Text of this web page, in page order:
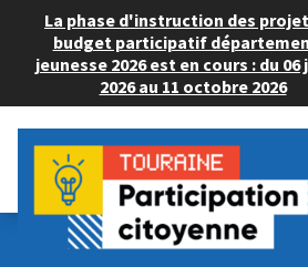
La phase d'instruction des
budget participatif
jeunesse 2026 est en cours : du
2026 au 11 octobre 2026
Budget Participatif JEUNESSE 2024
💡 Consulter les projets déposés